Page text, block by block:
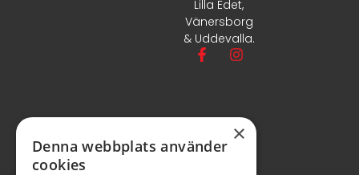
Lilla Edet,
Vänersborg
& Uddevalla.
×
Denna webbplats använder
cookies